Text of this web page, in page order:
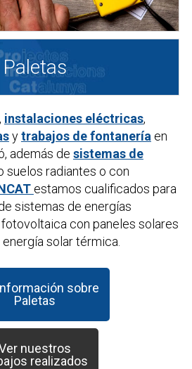
Paletas
instalaciones eléctricas,
ytrabajos de fontanería en
además de sistemas de
suelos radiantes o con
estamos cualificados para
sistemas de energías
con paneles solares
solar térmica.
sobre
Paletas
nuestros
realizados